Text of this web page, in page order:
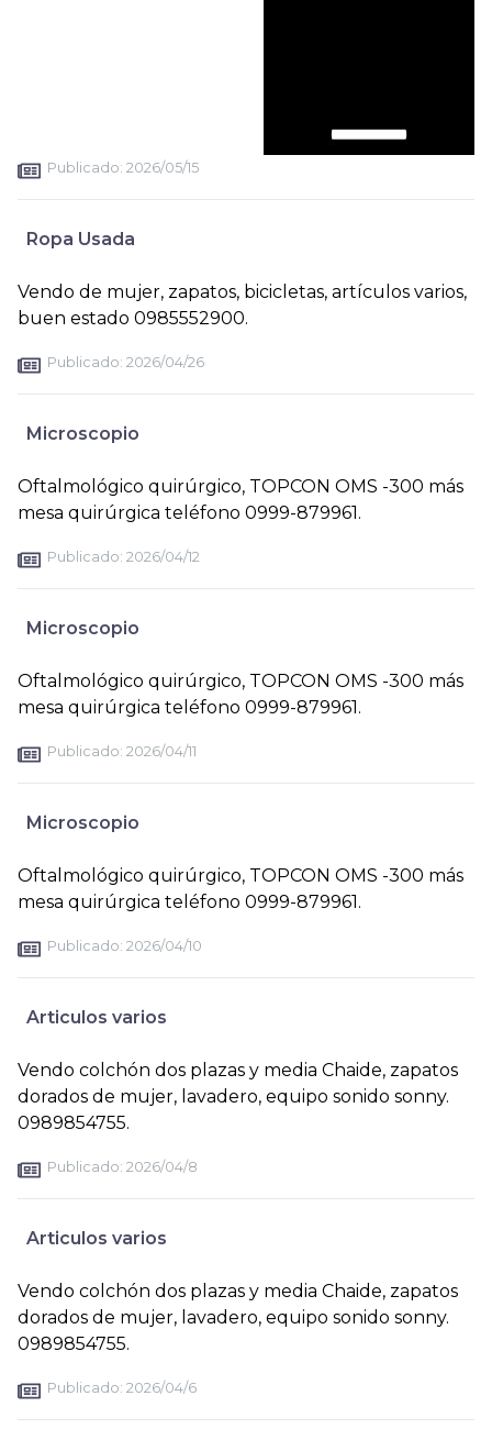
Publicado: 2026/05/15
Ropa Usada
Vendo de mujer, zapatos, bicicletas, artículos varios,
buen estado 0985552900.
Publicado: 2026/04/26
Microscopio
Oftalmológico quirúrgico, TOPCON OMS -300 más
mesa quirúrgica teléfono 0999-879961.
Publicado: 2026/04/12
Microscopio
Oftalmológico quirúrgico, TOPCON OMS -300 más
mesa quirúrgica teléfono 0999-879961.
Publicado: 2026/04/11
Microscopio
Oftalmológico quirúrgico, TOPCON OMS -300 más
mesa quirúrgica teléfono 0999-879961.
Publicado: 2026/04/10
Articulos varios
Vendo colchón dos plazas y media Chaide, zapatos
dorados de mujer, lavadero, equipo sonido sonny.
0989854755.
Publicado: 2026/04/8
Articulos varios
Vendo colchón dos plazas y media Chaide, zapatos
dorados de mujer, lavadero, equipo sonido sonny.
0989854755.
Publicado: 2026/04/6